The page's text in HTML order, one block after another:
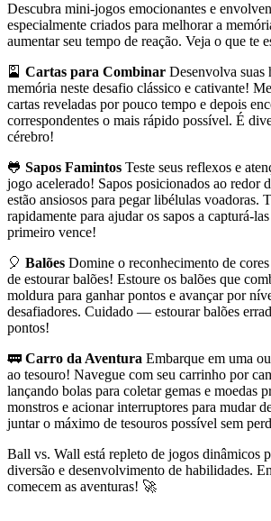
Descubra mini-jogos emocionantes e
especialmente criados para melhorar a
aumentar seu tempo de reação. Veja o que te
🎴 Cartas para Combinar Desenvolva suas
memória neste desafio clássico e cativante!
cartas reveladas por pouco tempo e depois
correspondentes o mais rápido possível. É
cérebro!
🐸 Sapos Famintos Teste seus reflexos e
jogo acelerado! Sapos posicionados ao redor
estão ansiosos para pegar libélulas voadoras.
rapidamente para ajudar os sapos a capturá-
primeiro vence!
🎈 Balões Domine o reconhecimento de
de estourar balões! Estoure os balões que
moldura para ganhar pontos e avançar por
desafiadores. Cuidado — estourar balões
pontos!
🚃 Carro da Aventura Embarque em uma
ao tesouro! Navegue com seu carrinho por
lançando bolas para coletar gemas e moedas
monstros e acionar interruptores para mudar
juntar o máximo de tesouros possível sem
Ball vs. Wall está repleto de jogos dinâmicos
diversão e desenvolvimento de habilidades.
comecem as aventuras! 🚀